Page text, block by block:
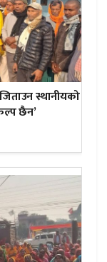
स्थानीयको
छैन’